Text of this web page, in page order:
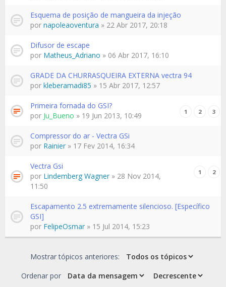
Esquema de posição de mangueira da injeção
por napoleaoventura » 22 Abr 2017, 20:18
Difusor de escape
por Matheus_Adriano » 06 Abr 2017, 16:10
GRADE DA CHURRASQUEIRA EXTERNA vectra 94
por kleberamadi85 » 15 Abr 2017, 12:57
Primeira fornada do GSI?
1 2 3
por Ju_Bueno » 19 Jun 2013, 10:49
Compressor do ar - Vectra GSi
por Rainier » 17 Fev 2014, 16:34
Vectra Gsi
1 2
por Lindemberg Wagner » 28 Nov 2014,
11:50
Escapamento 2.5 extremamente silencioso. [Específico
GSI]
por FelipeOsmar » 15 Jul 2014, 15:23
Mostrar tópicos anteriores:
Ordenar por